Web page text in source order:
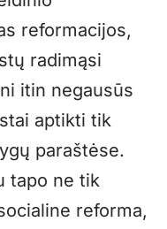
reformacijos,
radimąsi
itin negausūs
aptikti tik
paraštėse.
tapo ne tik
reforma,